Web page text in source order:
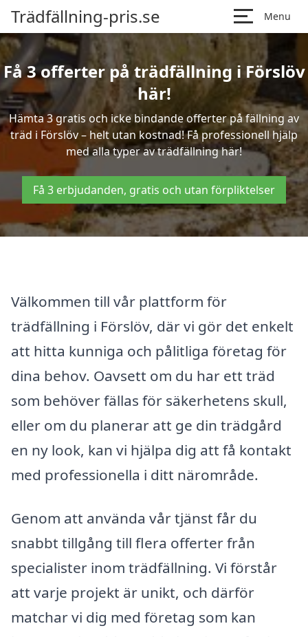
Trädfällning-pris.se Menu
Få 3 offerter på trädfällning i Förslöv
här!
Hämta 3 gratis och icke bindande offerter på fällning av
träd i Förslöv – helt utan kostnad! Få professionell hjälp
med alla typer av trädfällning här!
Få 3 erbjudanden, gratis och utan förpliktelser
Välkommen till vår plattform för
trädfällning i Förslöv, där vi gör det enkelt
att hitta kunniga och pålitliga företag för
dina behov. Oavsett om du har ett träd
som behöver fällas för säkerhetens skull,
eller om du planerar att ge din trädgård
en ny look, kan vi hjälpa dig att få kontakt
med professionella i ditt närområde.
Genom att använda vår tjänst får du
snabbt tillgång till flera offerter från
specialister inom trädfällning. Vi förstår
att varje projekt är unikt, och därför
matchar vi dig med företag som kan